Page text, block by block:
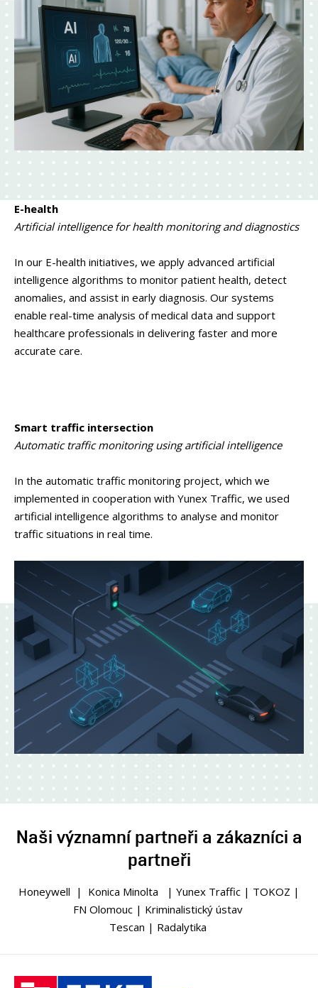
E-health
Artificial intelligence for health monitoring and diagnostics
In our E-health initiatives, we apply advanced artificial
intelligence algorithms to monitor patient health, detect
anomalies, and assist in early diagnosis. Our systems
enable real-time analysis of medical data and support
healthcare professionals in delivering faster and more
accurate care.
Smart traffic intersection
Automatic traffic monitoring using artificial intelligence
In the automatic traffic monitoring project, which we
implemented in cooperation with Yunex Traffic, we used
artificial intelligence algorithms to analyse and monitor
traffic situations in real time.
Naši významní partneři a zákazníci a
partneři
Honeywell | Konica Minolta | Yunex Traffic | TOKOZ |
FN Olomouc | Kriminalistický ústav
Tescan | Radalytika